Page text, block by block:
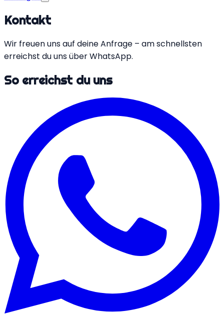
Kontakt
Wir freuen uns auf deine Anfrage – am schnellsten
erreichst du uns über WhatsApp.
So erreichst du uns